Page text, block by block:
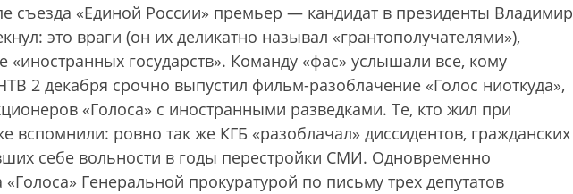
съезда «Единой России» премьер — кандидат в президенты Владимир
это враги (он их деликатно называл «грантополучателями»),
«иностранных государств». Команду «фас» услышали все, кому
2 декабря срочно выпустил фильм-разоблачение «Голос ниоткуда»,
«Голоса» с иностранными разведками. Те, кто жил при
вспомнили: ровно так же КГБ «разоблачал» диссидентов, гражданских
себе вольности в годы перестройки СМИ. Одновременно
Генеральной прокуратурой по письму трех депутатов